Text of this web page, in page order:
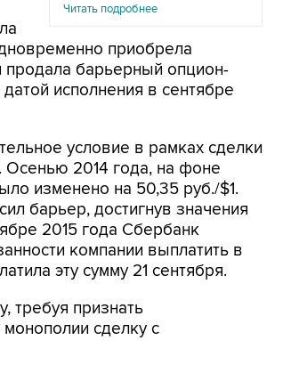
Читать подробнее
приобрела
продала барьерный опцион-
исполнения в сентябре
условие в рамках сделки
Осенью 2014 года, на фоне
изменено на 50,35 руб./$1.
барьер, достигнув значения
2015 года Сбербанк
компании выплатить в
эту сумму 21 сентября.
требуя признать
сделку с